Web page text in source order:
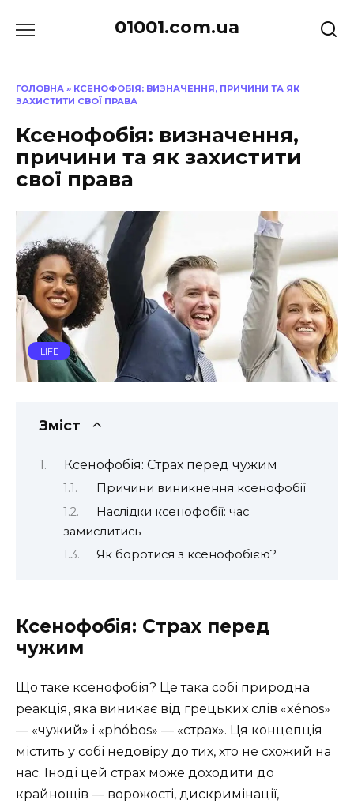
до
01001.com.ua
ГОЛОВНА » КСЕНОФОБІЯ: ВИЗНАЧЕННЯ, ПРИЧИНИ ТА ЯК
ЗАХИСТИТИ СВОЇ ПРАВА
Ксенофобія: визначення,
причини та як захистити
свої права
LIFE
Зміст
Ксенофобія: Страх перед чужим
Причини виникнення ксенофобії
Наслідки ксенофобії: час
замислитись
Як боротися з ксенофобією?
Ксенофобія: Страх перед
чужим
Що таке ксенофобія? Це така собі природна
реакція, яка виникає від грецьких слів «xénos»
— «чужий» і «phóbos» — «страх». Ця концепція
містить у собі недовіру до тих, хто не схожий на
нас. Іноді цей страх може доходити до
крайнощів — ворожості, дискримінації,